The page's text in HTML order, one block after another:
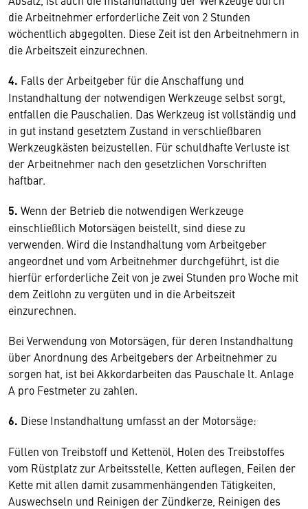
die Arbeitnehmer erforderliche Zeit von 2 Stunden
wöchentlich abgegolten. Diese Zeit ist den Arbeitnehmern in
die Arbeitszeit einzurechnen.
4. Falls der Arbeitgeber für die Anschaffung und
Instandhaltung der notwendigen Werkzeuge selbst sorgt,
entfallen die Pauschalien. Das Werkzeug ist vollständig und
in gut instand gesetztem Zustand in verschließbaren
Werkzeugkästen beizustellen. Für schuldhafte Verluste ist
der Arbeitnehmer nach den gesetzlichen Vorschriften
haftbar.
5. Wenn der Betrieb die notwendigen Werkzeuge
einschließlich Motorsägen beistellt, sind diese zu
verwenden. Wird die Instandhaltung vom Arbeitgeber
angeordnet und vom Arbeitnehmer durchgeführt, ist die
hierfür erforderliche Zeit von je zwei Stunden pro Woche mit
dem Zeitlohn zu vergüten und in die Arbeitszeit
einzurechnen.
Bei Verwendung von Motorsägen, für deren Instandhaltung
über Anordnung des Arbeitgebers der Arbeitnehmer zu
sorgen hat, ist bei Akkordarbeiten das Pauschale lt. Anlage
A pro Festmeter zu zahlen.
6. Diese Instandhaltung umfasst an der Motorsäge:
Füllen von Treibstoff und Kettenöl, Holen des Treibstoffes
vom Rüstplatz zur Arbeitsstelle, Ketten auflegen, Feilen der
Kette mit allen damit zusammenhängenden Tätigkeiten,
Auswechseln und Reinigen der Zündkerze, Reinigen des